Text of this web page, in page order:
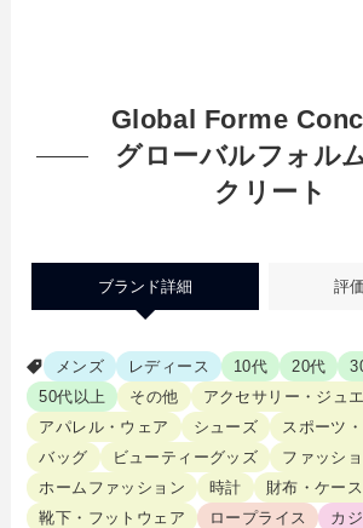
Global Forme
グローバルフォル
クリート
ブランド詳細 評
メンズ レディース 10代 20代
50代以上
その他
アクセサリー・ジュ
アパレル・ウェア
シューズ
スポーツ
バッグ
ビューティーグッズ
ファッシ
ホームファッション
時計
財布・ケー
靴下・フットウェア
ロープライス
カ